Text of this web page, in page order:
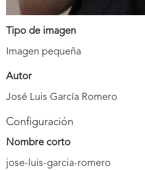
Tipo de imagen
Imagen pequeña
Autor
José Luis García Romero
Configuración
Nombre corto
jose-luis-garcia-romero